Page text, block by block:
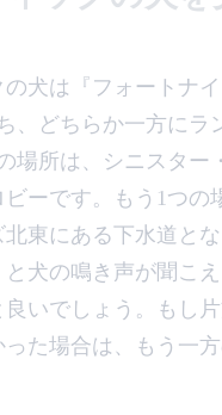
犬は『フォートナ
、どちらか一方にラ
場所は、シニスター
ーです。もう1つの
東にある下水道と
犬の鳴き声が聞こ
いでしょう。もし
た場合は、もう一